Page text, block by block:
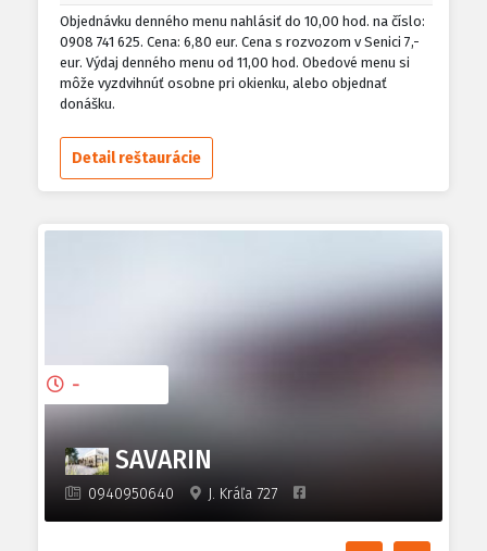
Objednávku denného menu nahlásiť do 10,00 hod. na číslo:
0908 741 625. Cena: 6,80 eur. Cena s rozvozom v Senici 7,-
eur. Výdaj denného menu od 11,00 hod. Obedové menu si
môže vyzdvihnúť osobne pri okienku, alebo objednať
donášku.
Detail reštaurácie
SAVARIN
0940950640 J. Kráľa 727
-